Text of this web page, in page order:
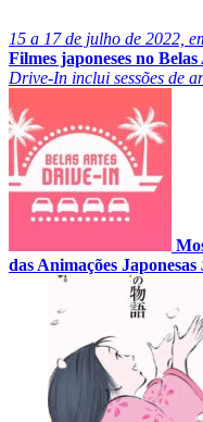
15 a 17 de julho de 2022,
Filmes japoneses no
Drive-In inclui sessões de
das Animações Japonesas